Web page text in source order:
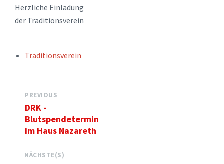
Herzliche Einladung
der Traditionsverein
TAGS:Traditionsverein
PREVIOUS
DRK -
Blutspendetermin
im Haus Nazareth
NÄCHSTE(S)